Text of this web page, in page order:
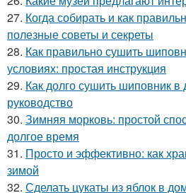
27. Когда собирать и как
полезные советы и секреты
28. Как правильно сушить
условиях: простая инструкция
29. Как долго сушить шиповник в
руководство
30. Зимняя морковь: простой
долгое время
31. Просто и эффективно: как
зимой
32. Сделать цукаты из яблок в